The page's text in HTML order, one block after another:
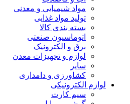
مواد شیمیایی و معدنی
تولید مواد غذایی
بسته بندی کالا
اتوماسیون صنعتی
برق و الکترونیک
لوازم و تجهیزات معدن
سایر
کشاورزی و دامداری
لوازم الکترونیکی
سیم کارت